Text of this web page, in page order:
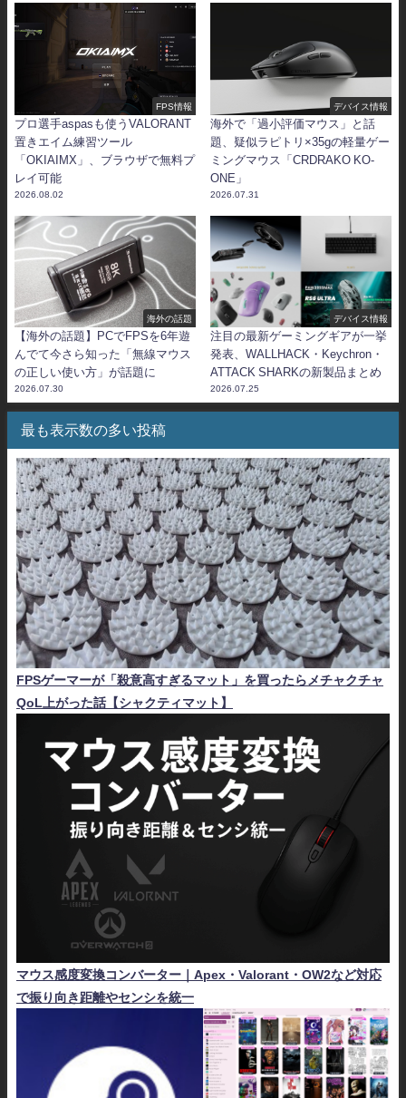
FPS情報
プロ選手aspasも使うVALORANT
置きエイム練習ツール
「OKIAIMX」、ブラウザで無料プ
レイ可能
2026.08.02
デバイス情報
海外で「過小評価マウス」と話
題、疑似ラピトリ×35gの軽量ゲー
ミングマウス「CRDRAKO KO-
ONE」
2026.07.31
海外の話題
【海外の話題】PCでFPSを6年遊
んでて今さら知った「無線マウス
の正しい使い方」が話題に
2026.07.30
デバイス情報
注目の最新ゲーミングギアが一挙
発表、WALLHACK・Keychron・
ATTACK SHARKの新製品まとめ
2026.07.25
最も表示数の多い投稿
FPSゲーマーが「殺意高すぎるマット」を買ったらメチャクチャ
QoL上がった話【シャクティマット】
マウス感度変換コンバーター｜Apex・Valorant・OW2など対応
で振り向き距離やセンシを統一